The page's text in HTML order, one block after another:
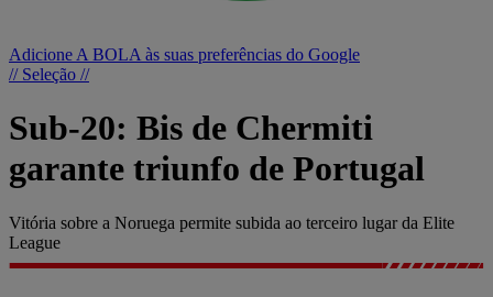
Adicione A BOLA às suas preferências do Google
// Seleção //
Sub-20: Bis de Chermiti
garante triunfo de Portugal
Vitória sobre a Noruega permite subida ao terceiro lugar da Elite
League